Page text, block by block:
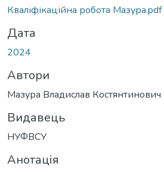
Кваліфікаційна робота Мазура.pdf
Дата
2024
Автори
Мазура Владислав Костянтинович
Видавець
НУФВСУ
Анотація